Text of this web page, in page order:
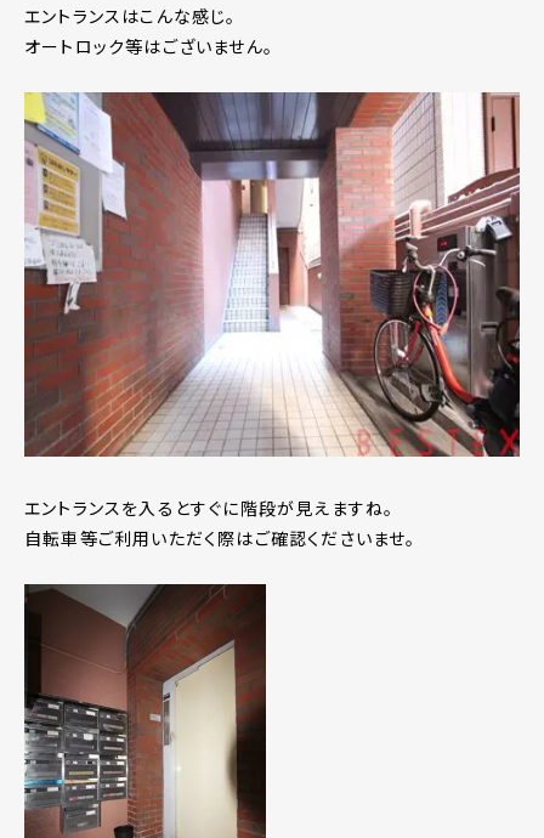
エントランスはこんな感じ。
オートロック等はございません。
エントランスを入るとすぐに階段が見えますね。
自転車等ご利用いただく際はご確認くださいませ。